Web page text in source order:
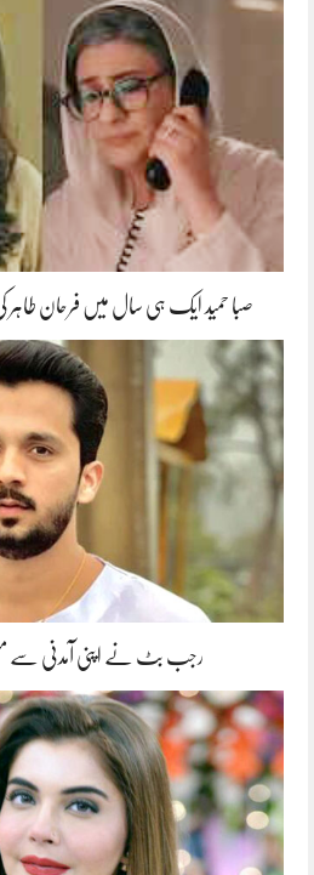
صبا حمید ایک ہی سال میں فرحان طاہر کی
رجب بٹ نے اپنی آمدنی سے